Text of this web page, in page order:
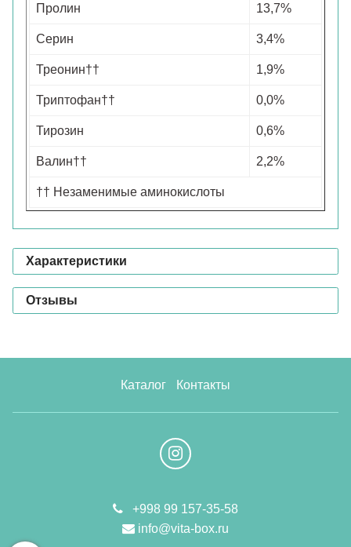
Пролин 13,7%
Серин 3,4%
Треонин†† 1,9%
Триптофан†† 0,0%
Тирозин 0,6%
Валин†† 2,2%
†† Незаменимые аминокислоты
Характеристики
Отзывы
Каталог Контакты
+998 99 157-35-58
info@vita-box.ru